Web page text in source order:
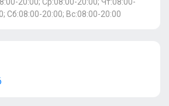
Сб:08:00-20:00; Вс:08:00-20:00